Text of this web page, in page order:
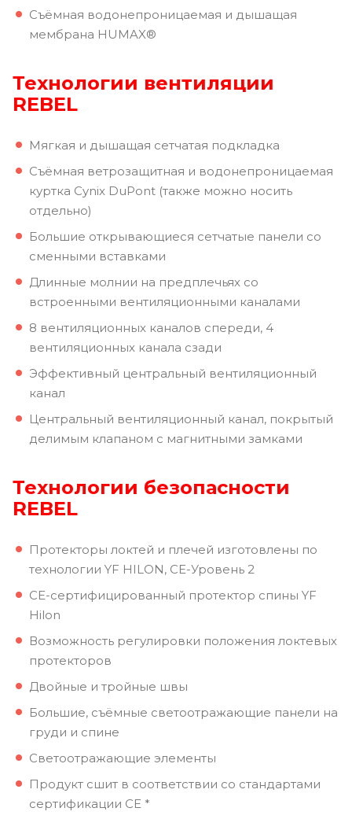
Съёмная водонепроницаемая и дышащая
мембрана HUMAX®
Технологии вентиляции
REBEL
Мягкая и дышащая сетчатая подкладка
Съёмная ветрозащитная и водонепроницаемая
куртка Cynix DuPont (также можно носить
отдельно)
Большие открывающиеся сетчатые панели со
сменными вставками
Длинные молнии на предплечьях со
встроенными вентиляционными каналами
8 вентиляционных каналов спереди, 4
вентиляционных канала сзади
Эффективный центральный вентиляционный
канал
Центральный вентиляционный канал, покрытый
делимым клапаном с магнитными замками
Технологии безопасности
REBEL
Протекторы локтей и плечей изготовлены по
технологии YF HILON, CЕ-Уровень 2
CE-сертифицированный протектор спины YF
Hilon
Возможность регулировки положения локтевых
протекторов
Двойные и тройные швы
Большие, съёмные светоотражающие панели на
груди и спине
Светоотражающие элементы
Продукт сшит в соответствии со стандартами
сертификации СЕ *